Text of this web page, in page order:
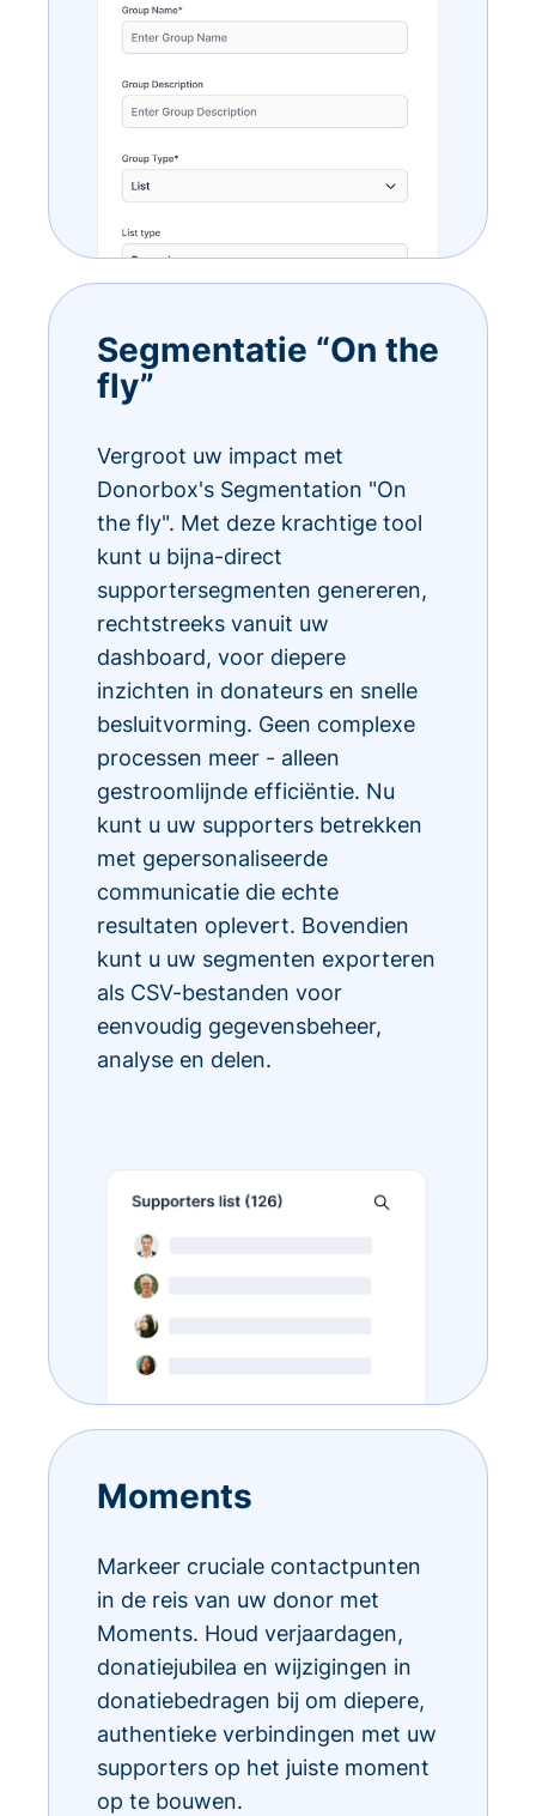
Segmentatie “On the
fly”
Vergroot uw impact met
Donorbox's Segmentation "On
the fly". Met deze krachtige tool
kunt u bijna-direct
supportersegmenten genereren,
rechtstreeks vanuit uw
dashboard, voor diepere
inzichten in donateurs en snelle
besluitvorming. Geen complexe
processen meer - alleen
gestroomlijnde efficiëntie. Nu
kunt u uw supporters betrekken
met gepersonaliseerde
communicatie die echte
resultaten oplevert. Bovendien
kunt u uw segmenten exporteren
als CSV-bestanden voor
eenvoudig gegevensbeheer,
analyse en delen.
Moments
Markeer cruciale contactpunten
in de reis van uw donor met
Moments. Houd verjaardagen,
donatiejubilea en wijzigingen in
donatiebedragen bij om diepere,
authentieke verbindingen met uw
supporters op het juiste moment
op te bouwen.